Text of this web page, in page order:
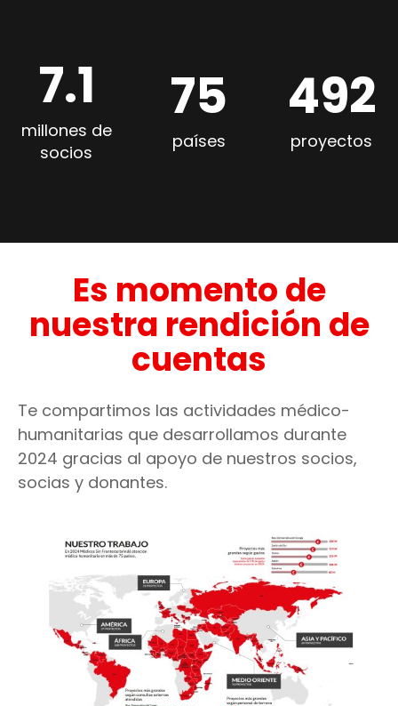
7.1
millones de
socios
75
países
492
proyectos
Es momento de
nuestra rendición de
cuentas
Te compartimos las actividades médico-
humanitarias que desarrollamos durante
2024 gracias al apoyo de nuestros socios,
socias y donantes.